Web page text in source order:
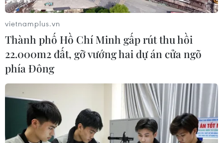
vietnamplus.vn
Thành phố Hồ Chí Minh gấp rút thu hồi
22.000m2 đất, gỡ vướng hai dự án cửa ngõ
phía Đông